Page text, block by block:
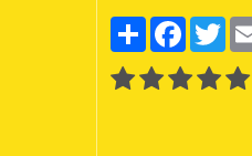
Partager